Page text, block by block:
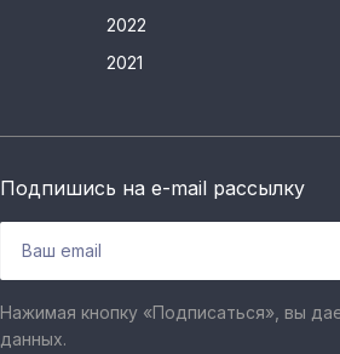
2022
2021
Подпишись на e-mail рассылку
Нажимая кнопку «Подписаться», вы
данных.